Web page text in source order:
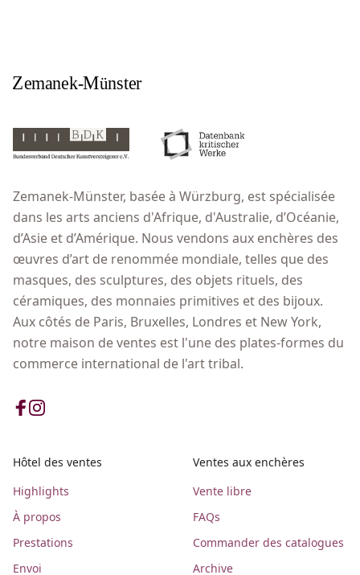
Zemanek-Münster, basée à Würzburg, est spécialisée
dans les arts anciens d'Afrique, d'Australie, d’Océanie,
d’Asie et d’Amérique. Nous vendons aux enchères des
œuvres d’art de renommée mondiale, telles que des
masques, des sculptures, des objets rituels, des
céramiques, des monnaies primitives et des bijoux.
Aux côtés de Paris, Bruxelles, Londres et New York,
notre maison de ventes est l'une des plates-formes du
commerce international de l'art tribal.
Hôtel des ventes
Highlights
À propos
Prestations
Envoi
Ventes aux enchères
Vente libre
FAQs
Commander des catalogues
Archive